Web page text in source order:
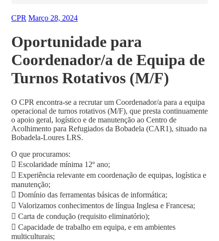
CPR Março 28, 2024
Oportunidade para
Coordenador/a de Equipa de
Turnos Rotativos (M/F)
O CPR encontra-se a recrutar um Coordenador/a para a equipa
operacional de turnos rotativos (M/F), que presta continuamente
o apoio geral, logístico e de manutenção ao Centro de
Acolhimento para Refugiados da Bobadela (CAR1), situado na
Bobadela-Loures LRS.
O que procuramos:
 Escolaridade mínima 12º ano;
 Experiência relevante em coordenação de equipas, logística e
manutenção;
 Domínio das ferramentas básicas de informática;
 Valorizamos conhecimentos de língua Inglesa e Francesa;
 Carta de condução (requisito eliminatório);
 Capacidade de trabalho em equipa, e em ambientes
multiculturais;